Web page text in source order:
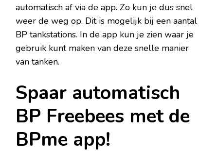
automatisch af via de app. Zo kun je dus snel
weer de weg op. Dit is mogelijk bij een aantal
BP tankstations. In de app kun je zien waar je
gebruik kunt maken van deze snelle manier
van tanken.
Spaar automatisch
BP Freebees met de
BPme app!